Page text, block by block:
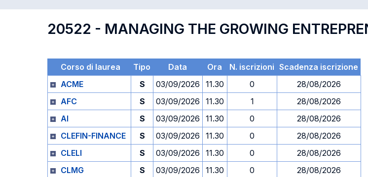
20522 - MANAGING THE GROWING
Corso di laurea Tipo Data Ora N. iscrizioni Scadenza iscrizione
ACME
S 03/09/2026 11.30 0
28/08/2026
AFC
S 03/09/2026 11.30 1
28/08/2026
AI
S 03/09/2026 11.30 0
28/08/2026
CLEFIN-FINANCE
S 03/09/2026 11.30 0
28/08/2026
CLELI
S 03/09/2026 11.30 0
28/08/2026
CLMG
S 03/09/2026 11.30 0
28/08/2026